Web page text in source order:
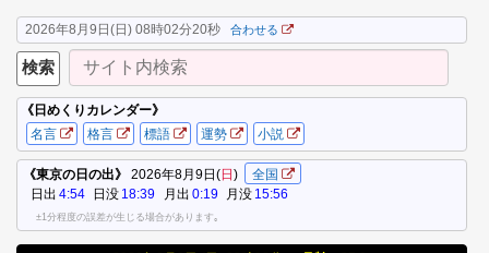
2026年8月9日(日) 08時02分21秒 合わせる